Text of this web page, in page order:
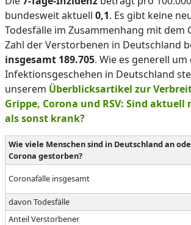
bundesweit aktuell 0,1. Es gibt keine
Todesfälle im Zusammenhang mit dem
Zahl der Verstorbenen in Deutschland
insgesamt 189.705. Wie es generell um
Infektionsgeschehen in Deutschland
unserem Überblicksartikel zur
Grippe, Corona und RSV: Sind aktuell
als sonst krank?
Wie viele Menschen sind in Deutschland an
Corona gestorben?
Coronafälle insgesamt
davon Todesfälle
Anteil Verstorbener